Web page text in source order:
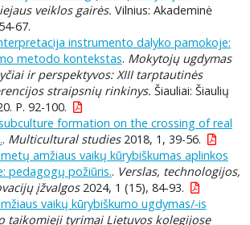
veiklos gairės. Vilnius: Akademinė
67.
instrumento dalyko pamokoje:
metodo kontekstas. Mokytojų ugdymas
ir perspektyvos: XIII tarptautinės
straipsnių rinkinys. Šiauliai: Šiaulių
P. 92-100.
formation on the crossing of real
. Multicultural studies2018, 1, 39-56.
amžiaus vaikų kūrybiškumas aplinkos
pedagogų požiūris.. Verslas, technologijos,
įžvalgos2024, 1 (15), 84-93.
vaikų kūrybiškumo ugdymas/-is
taikomieji tyrimai Lietuvos kolegijose